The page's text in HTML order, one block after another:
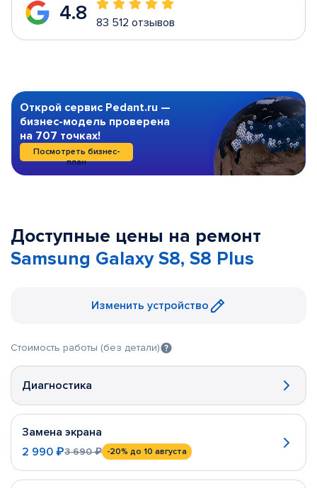
4.8 83 512 отзывов
Открой сервис Pedant.ru —
бизнес-модель проверена
на 707 точках!
Посмотреть бизнес-
план
Доступные цены на ремонт
Samsung Galaxy S8, S8 Plus
Изменить устройство
Стоимость работы (без детали)
Диагностика
Замена экрана
2 990 ₽3 690 ₽ -20% до 10 августа